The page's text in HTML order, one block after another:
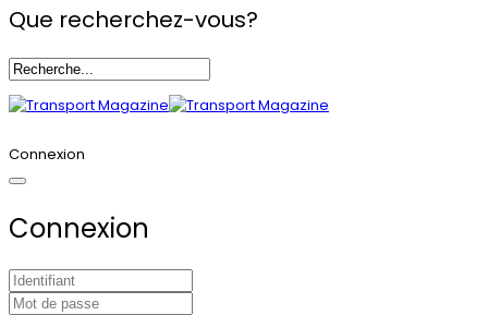
Que recherchez-vous?
Connexion
Connexion